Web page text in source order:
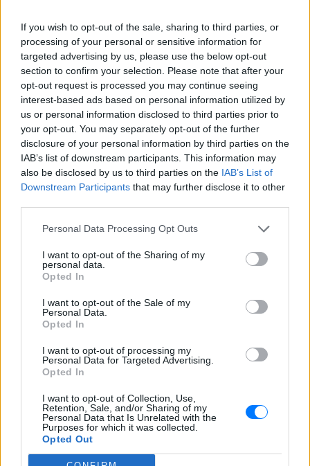
If you wish to opt-out of the sale, sharing to third parties, or
processing of your personal or sensitive information for
targeted advertising by us, please use the below opt-out
section to confirm your selection. Please note that after your
opt-out request is processed you may continue seeing
interest-based ads based on personal information utilized by
us or personal information disclosed to third parties prior to
your opt-out. You may separately opt-out of the further
disclosure of your personal information by third parties on the
IAB’s list of downstream participants. This information may
also be disclosed by us to third parties on the IAB’s List of
Downstream Participants that may further disclose it to other
Personal Data Processing Opt Outs
I want to opt-out of the Sharing of my
personal data.
Opted In
I want to opt-out of the Sale of my
Personal Data.
Opted In
I want to opt-out of processing my
Personal Data for Targeted Advertising.
Opted In
I want to opt-out of Collection, Use,
Retention, Sale, and/or Sharing of my
Personal Data that Is Unrelated with the
Purposes for which it was collected.
Opted Out
ΔΙΑΦΗΜΙΣΗ
Ακολουθήστε το E-Radio.gr στο
και μάθετε πρώτοιτα πιο hot νέα
Εσύ μπήκες στο E-Daily.gr; Τα νέα της ημέρας
και ότι σου κάνει κλικ!